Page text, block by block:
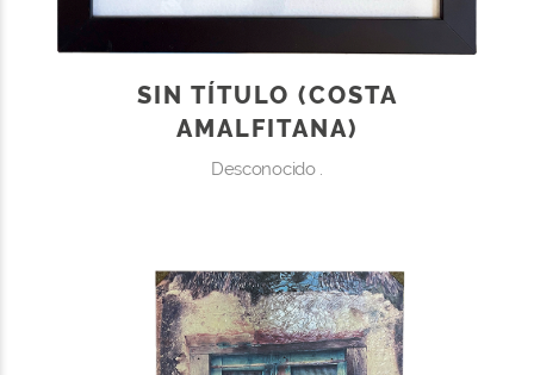
SIN TÍTULO (COSTA
AMALFITANA)
Desconocido .